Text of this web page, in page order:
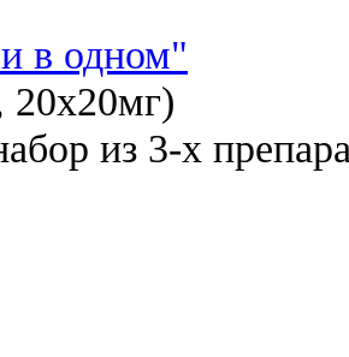
в одном"
20x20мг)
из 3-х